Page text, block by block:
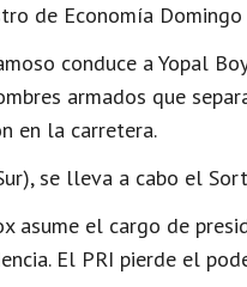
de Economía
conduce a Yopal
armados que
en la carretera.
se lleva a cabo el
asume el cargo de
El PRI pierde el